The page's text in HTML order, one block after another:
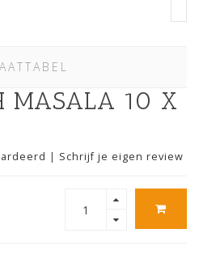
MASALA 10 X
| Schrijf je eigen review